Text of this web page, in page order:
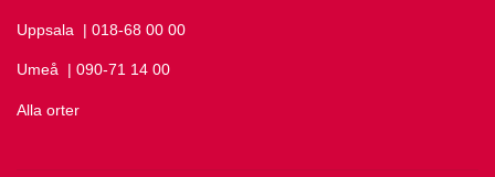
Uppsala Ring Uppsala på
| 018-68 00 00
Umeå Ring Umeå på
| 090-71 14 00
Alla orter